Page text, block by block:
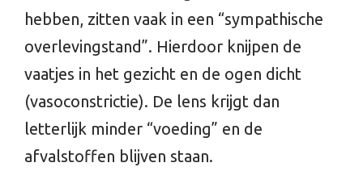
hebben, zitten vaak in een “sympathische
overlevingstand”. Hierdoor knijpen de
vaatjes in het gezicht en de ogen dicht
(vasoconstrictie). De lens krijgt dan
letterlijk minder “voeding” en de
afvalstoffen blijven staan.